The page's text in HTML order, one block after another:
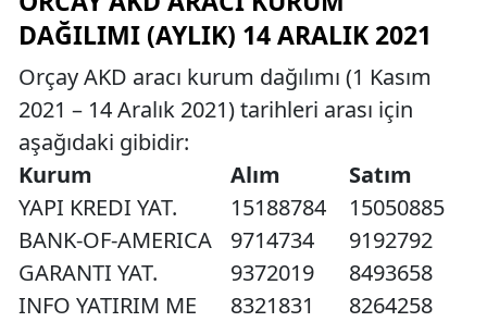
DAĞILIMI (AYLIK) 14 ARALIK 2021
Orçay AKD aracı kurum dağılımı (1 Kasım
2021 – 14 Aralık 2021) tarihleri arası için
aşağıdaki gibidir:
Kurum
Alım
Satım
YAPI KREDI YAT.
15188784
15050885
BANK-OF-AMERICA
9714734
9192792
GARANTI YAT.
9372019
8493658
INFO YATIRIM ME
8321831
8264258